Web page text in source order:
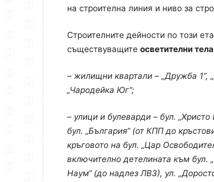
на строителна линия и ниво за
Строителните дейности по този
съществуващите осветителни
– жилищни квартали – „Дружба 1“,
„Чародейка Юг“;
– улици и булеварди – бул. „Христо
бул. „България“ (от КПП до
кръговото на бул. „Цар
включително детелината към бул.
Наум“ (до надлез ЛВЗ), ул.